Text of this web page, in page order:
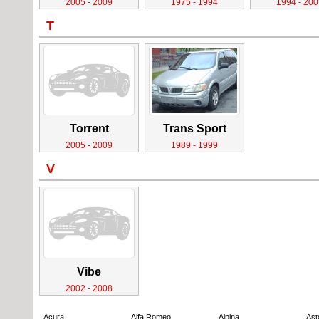
2005 - 2009 1975 - 1994 1994 -
T
Torrent
2005 - 2009
Trans Sport
1989 - 1999
V
Vibe
2002 - 2008
Acura Alfa Romeo Alpina